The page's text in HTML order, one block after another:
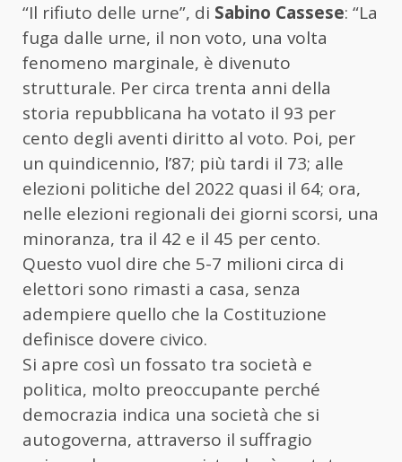
“Il rifiuto delle urne”, di Sabino Cassese: “La
fuga dalle urne, il non voto, una volta
fenomeno marginale, è divenuto
strutturale. Per circa trenta anni della
storia repubblicana ha votato il 93 per
cento degli aventi diritto al voto. Poi, per
un quindicennio, l’87; più tardi il 73; alle
elezioni politiche del 2022 quasi il 64; ora,
nelle elezioni regionali dei giorni scorsi, una
minoranza, tra il 42 e il 45 per cento.
Questo vuol dire che 5-7 milioni circa di
elettori sono rimasti a casa, senza
adempiere quello che la Costituzione
definisce dovere civico.
Si apre così un fossato tra società e
politica, molto preoccupante perché
democrazia indica una società che si
autogoverna, attraverso il suffragio